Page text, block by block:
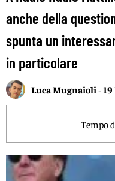
anche della
spunta un
in particolare
Luca Mugnaioli -19
Tempo